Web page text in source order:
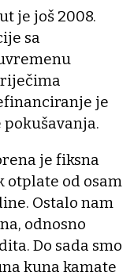
je još 2008.
sa
je
je fiksna
otplate od osam
Ostalo nam
odnosno
Do sada smo
kuna kamate